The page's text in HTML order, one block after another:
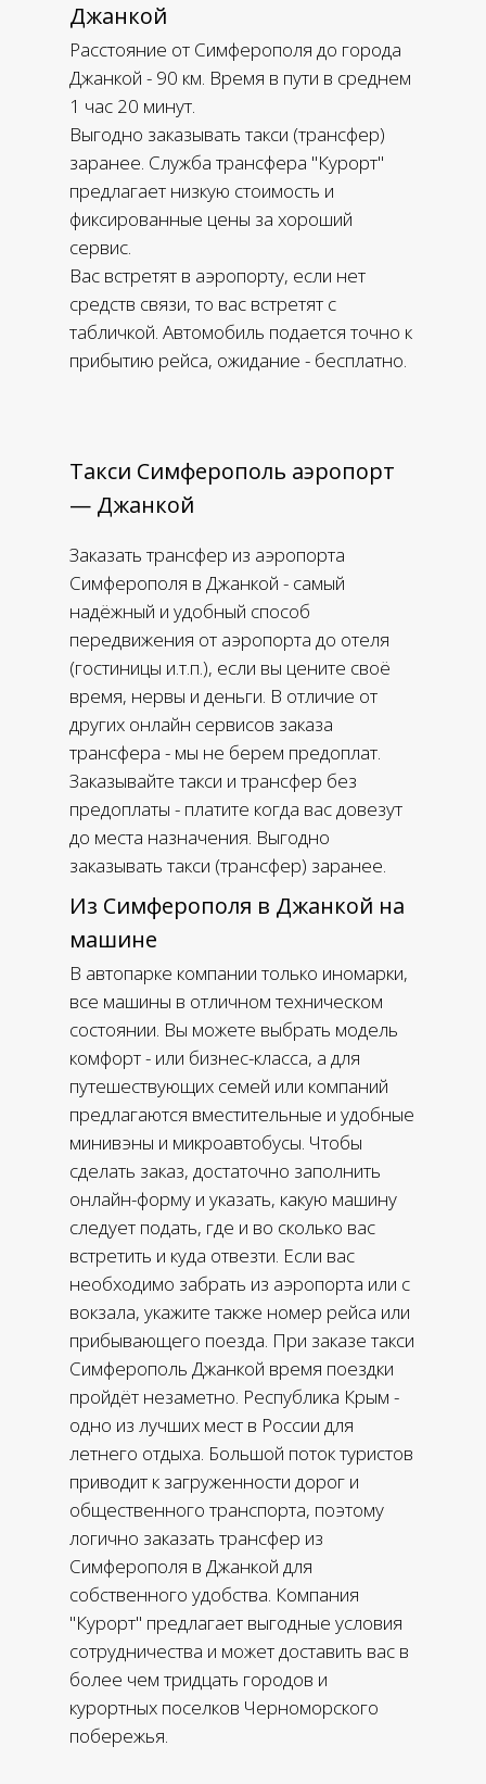
Джанкой
Такси Симферополь аэропорт
— Джанкой
Из Симферополя в Джанкой на
машине
Расстояние от Симферополя до города
Джанкой - 90 км. Время в пути в среднем
1 час 20 минут.
Выгодно заказывать такси (трансфер)
заранее. Служба трансфера "Курорт"
предлагает низкую стоимость и
фиксированные цены за хороший
сервис.
Вас встретят в аэропорту, если нет
средств связи, то вас встретят с
табличкой. Автомобиль подается точно к
прибытию рейса, ожидание - бесплатно.
Заказать трансфер из аэропорта
Симферополя в Джанкой - самый
надёжный и удобный способ
передвижения от аэропорта до отеля
(гостиницы и.т.п.), если вы цените своё
время, нервы и деньги. В отличие от
других онлайн сервисов заказа
трансфера - мы не берем предоплат.
Заказывайте такси и трансфер без
предоплаты - платите когда вас довезут
до места назначения. Выгодно
заказывать такси (трансфер) заранее.
В автопарке компании только иномарки,
все машины в отличном техническом
состоянии. Вы можете выбрать модель
комфорт - или бизнес-класса, а для
путешествующих семей или компаний
предлагаются вместительные и удобные
минивэны и микроавтобусы. Чтобы
сделать заказ, достаточно заполнить
онлайн-форму и указать, какую машину
следует подать, где и во сколько вас
встретить и куда отвезти. Если вас
необходимо забрать из аэропорта или с
вокзала, укажите также номер рейса или
прибывающего поезда. При заказе такси
Симферополь Джанкой время поездки
пройдёт незаметно. Республика Крым -
одно из лучших мест в России для
летнего отдыха. Большой поток туристов
приводит к загруженности дорог и
общественного транспорта, поэтому
логично заказать трансфер из
Симферополя в Джанкой для
собственного удобства. Компания
"Курорт" предлагает выгодные условия
сотрудничества и может доставить вас в
более чем тридцать городов и
курортных поселков Черноморского
побережья.